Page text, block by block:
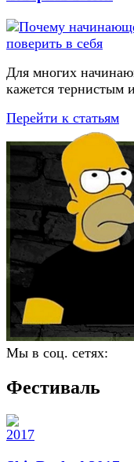
Для многих
кажется тернистым
Перейти к статьям
Мы в соц. сетях:
Фестиваль